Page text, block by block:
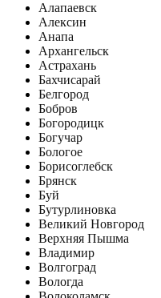
Алапаевск
Алексин
Анапа
Архангельск
Астрахань
Бахчисарай
Белгород
Бобров
Богородицк
Богучар
Бологое
Борисоглебск
Брянск
Буй
Бутурлиновка
Великий Новгород
Верхняя Пышма
Владимир
Волгоград
Вологда